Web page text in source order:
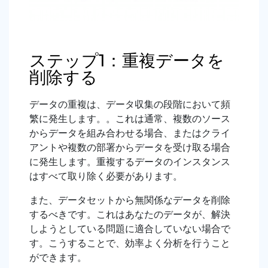
ステップ1：重複データを
削除する
データの重複は、データ収集の段階において頻
繁に発生します。。これは通常、複数のソース
からデータを組み合わせる場合、またはクライ
アントや複数の部署からデータを受け取る場合
に発生します。重複するデータのインスタンス
はすべて取り除く必要があります。
また、データセットから無関係なデータを削除
するべきです。これはあなたのデータが、解決
しようとしている問題に適合していない場合で
す。こうすることで、効率よく分析を行うこと
ができます。